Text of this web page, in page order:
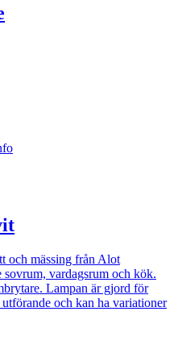
och mässing från Alot
sovrum, vardagsrum och kök.
Lampan är gjord för
och kan ha variationer